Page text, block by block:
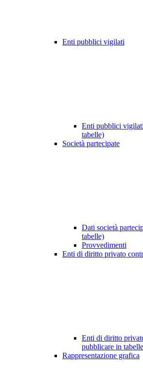
Enti pubblici vigilati
Enti pubblici
tabelle)
Società partecipate
Dati società
tabelle)
Provvedimenti
Enti di diritto privato
Enti di diritto
pubblicare in
Rappresentazione grafica